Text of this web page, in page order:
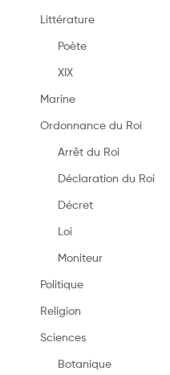
Littérature
Poète
XIX
Marine
Ordonnance du Roi
Arrêt du Roi
Déclaration du Roi
Décret
Loi
Moniteur
Politique
Religion
Sciences
Botanique